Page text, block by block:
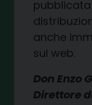
anche
sul web.
Don Enzo
Direttore